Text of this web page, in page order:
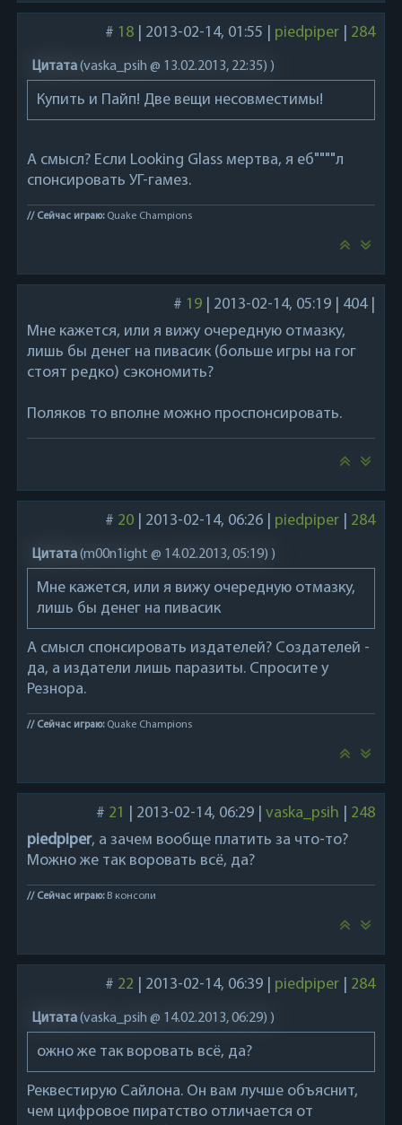
# 18| 2013-02-14, 01:55 piedpiper| 284
Цитата(vaska_psih @ 13.02.2013, 22:35) )
Купить и Пайп! Две вещи несовместимы!
А смысл? Если Looking Glass мертва, я еб""""л
спонсировать УГ-гамез.
// Сейчас играю:Quake Champions
# 19| 2013-02-14, 05:19 404|
Мне кажется, или я вижу очередную отмазку,
лишь бы денег на пивасик (больше игры на гог
стоят редко) сэкономить?
Поляков то вполне можно проспонсировать.
# 20| 2013-02-14, 06:26 piedpiper| 284
Цитата(m00n1ight @ 14.02.2013, 05:19) )
Мне кажется, или я вижу очередную отмазку,
лишь бы денег на пивасик
А смысл спонсировать издателей? Создателей -
да, а издатели лишь паразиты. Спросите у
Резнора.
// Сейчас играю:Quake Champions
# 21 2013-02-14, 06:29 vaska_psih
248
piedpiper, а зачем вообще платить за что-то?
Можно же так воровать всё, да?
// Сейчас играю:В консоли
# 22 2013-02-14, 06:39 piedpiper| 284
Цитата(vaska_psih @ 14.02.2013, 06:29) )
ожно же так воровать всё, да?
Реквестирую Сайлона. Он вам лучше объяснит,
чем цифровое пиратство отличается от